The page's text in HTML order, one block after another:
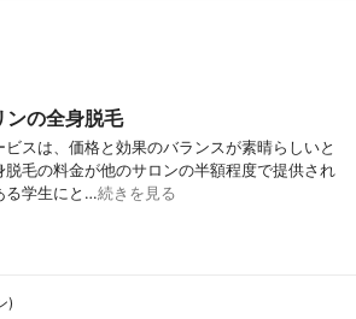
当日キャンセル・無断キャンセル・遅刻で1
回分が消化
20代、30代
ンの全身脱毛
ビスは、価格と効果のバランスが素晴らしいと
毛の料金が他のサロンの半額程度で提供され
る学生にと…続きを見る
)